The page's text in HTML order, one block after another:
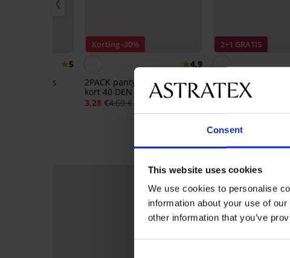
Consent
This website uses cookies
We use cookies to personalise
information about your use of
other information that you’ve
5
Plus
Korting -30%
4,9
2PACK pantysokken Easy
kort 40 DEN
3,28 €4,69 €
2+1 GRATIS
2PACK pantysokken
kort 15 DEN